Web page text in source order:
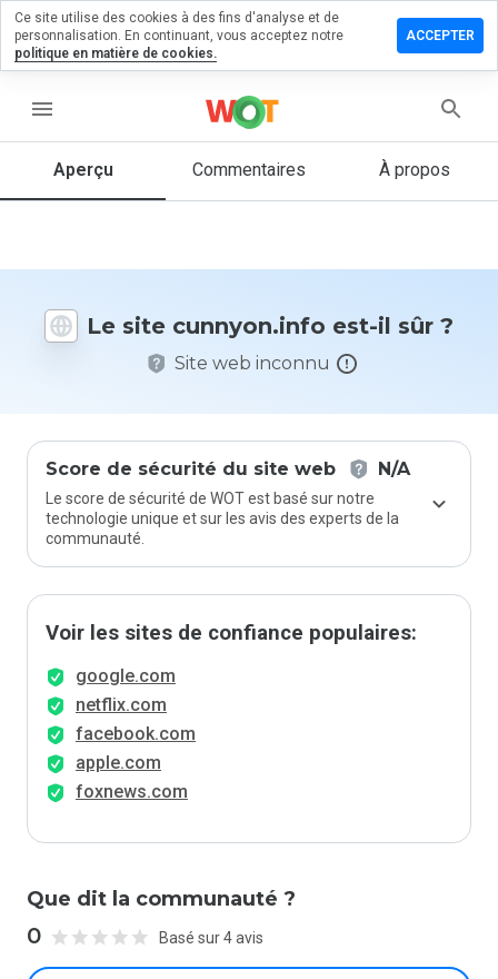
menu
Aperçu Commentaires À propos
Le site cunnyon.info est-il sûr ?
Site web inconnu
Score de sécurité du site web N/A
Le score de sécurité de WOT est basé sur notre
technologie unique et sur les avis des experts de la
communauté.
Voir les sites de confiance populaires:
google.com
netflix.com
facebook.com
apple.com
foxnews.com
Que dit la communauté ?
0 Basé sur 4 avis
un
1 et 5
vous à ce
site ?
Ce site utilise des cookies à des fins d'analyse et de
personnalisation. En continuant, vous acceptez notre
politique en matière de cookies.
ACCEPTER